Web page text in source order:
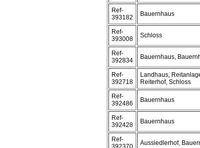
Ref-
393182
Bauernhaus
Ref-
393008
Schloss
Ref-
392834
Bauernhaus,
Ref-
392718
Landhaus,
Reiterhof, Schloss
Ref-
392486
Bauernhaus
Ref-
392428
Bauernhaus
Ref-
392370
Aussiedlerhof,